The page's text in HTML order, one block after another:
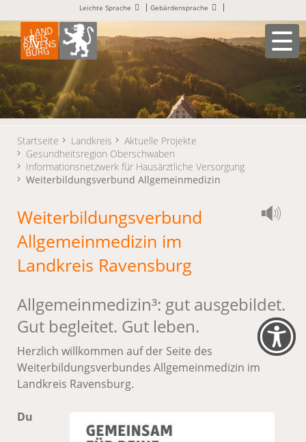
Leichte Sprache Gebärdensprache
Startseite Landkreis
Aktuelle Projekte
Gesundheitsregion Oberschwaben
Informationsnetzwerk für Hausärztliche Versorgung
Weiterbildungsverbund Allgemeinmedizin
Weiterbildungsverbund
Allgemeinmedizin im
Landkreis Ravensburg
Allgemeinmedizin³: gut ausgebildet.
Gut begleitet. Gut leben.
Herzlich willkommen auf der Seite des
Weiterbildungsverbundes Allgemeinmedizin im
Landkreis Ravensburg.
Du